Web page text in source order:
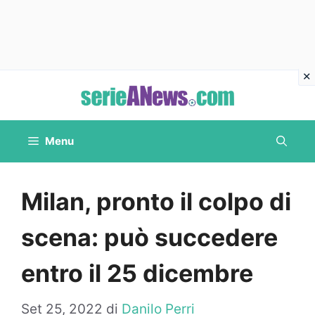
contenuto
Menu
Milan, pronto il colpo di
scena: può succedere
entro il 25 dicembre
Set 25, 2022 di Danilo Perri